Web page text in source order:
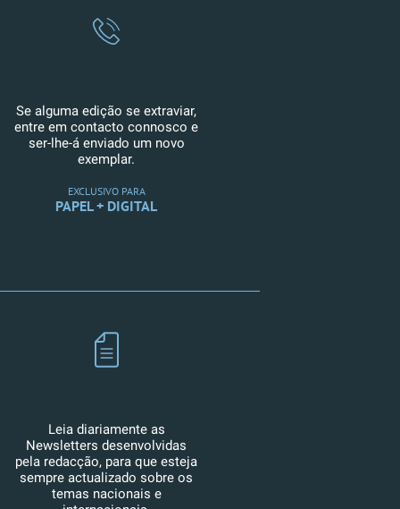
Se alguma edição se extraviar,
entre em contacto connosco e
ser-lhe-á enviado um novo
exemplar.
EXCLUSIVO PARA
PAPEL + DIGITAL
Leia diariamente as
Newsletters desenvolvidas
pela redacção, para que esteja
sempre actualizado sobre os
temas nacionais e